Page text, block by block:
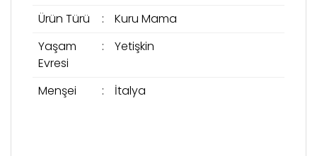
Ürün Türü :
Kuru Mama
Yaşam
Evresi
: Yetişkin
Menşei : İtalya